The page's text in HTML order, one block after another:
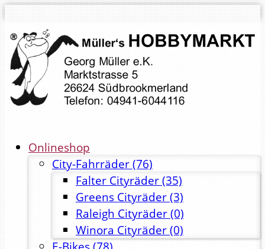
Onlineshop
City-Fahrräder(76)
Falter Cityräder(35)
Greens Cityräder(3)
Raleigh Cityräder(0)
Winora Cityräder(0)